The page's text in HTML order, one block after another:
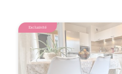
Exclusivité